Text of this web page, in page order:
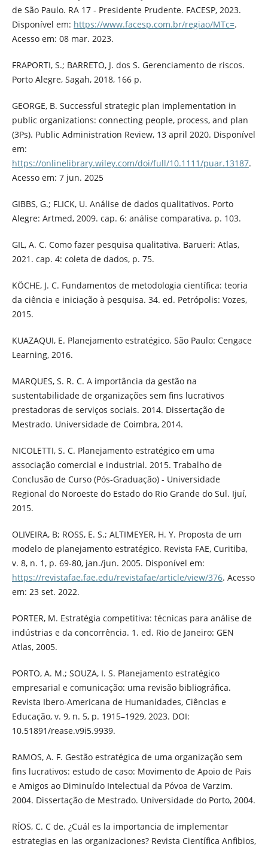
de São Paulo. RA 17 - Presidente Prudente. FACESP, 2023.
Disponível em: https://www.facesp.com.br/regiao/MTc=.
Acesso em: 08 mar. 2023.
FRAPORTI, S.; BARRETO, J. dos S. Gerenciamento de riscos.
Porto Alegre, Sagah, 2018, 166 p.
GEORGE, B. Successful strategic plan implementation in
public organizations: connecting people, process, and plan
(3Ps). Public Administration Review, 13 april 2020. Disponível
em:
https://onlinelibrary.wiley.com/doi/full/10.1111/puar.13187.
Acesso em: 7 jun. 2025
GIBBS, G.; FLICK, U. Análise de dados qualitativos. Porto
Alegre: Artmed, 2009. cap. 6: análise comparativa, p. 103.
GIL, A. C. Como fazer pesquisa qualitativa. Barueri: Atlas,
2021. cap. 4: coleta de dados, p. 75.
KÖCHE, J. C. Fundamentos de metodologia científica: teoria
da ciência e iniciação à pesquisa. 34. ed. Petrópolis: Vozes,
2015.
KUAZAQUI, E. Planejamento estratégico. São Paulo: Cengace
Learning, 2016.
MARQUES, S. R. C. A importância da gestão na
sustentabilidade de organizações sem fins lucrativos
prestadoras de serviços sociais. 2014. Dissertação de
Mestrado. Universidade de Coimbra, 2014.
NICOLETTI, S. C. Planejamento estratégico em uma
associação comercial e industrial. 2015. Trabalho de
Conclusão de Curso (Pós-Graduação) - Universidade
Regional do Noroeste do Estado do Rio Grande do Sul. Ijuí,
2015.
OLIVEIRA, B; ROSS, E. S.; ALTIMEYER, H. Y. Proposta de um
modelo de planejamento estratégico. Revista FAE, Curitiba,
v. 8, n. 1, p. 69-80, jan./jun. 2005. Disponível em:
https://revistafae.fae.edu/revistafae/article/view/376. Acesso
em: 23 set. 2022.
PORTER, M. Estratégia competitiva: técnicas para análise de
indústrias e da concorrência. 1. ed. Rio de Janeiro: GEN
Atlas, 2005.
PORTO, A. M.; SOUZA, I. S. Planejamento estratégico
empresarial e comunicação: uma revisão bibliográfica.
Revista Ibero-Americana de Humanidades, Ciências e
Educação, v. 9, n. 5, p. 1915–1929, 2023. DOI:
10.51891/rease.v9i5.9939.
RAMOS, A. F. Gestão estratégica de uma organização sem
fins lucrativos: estudo de caso: Movimento de Apoio de Pais
e Amigos ao Diminuído Intelectual da Póvoa de Varzim.
2004. Dissertação de Mestrado. Universidade do Porto, 2004.
RÍOS, C. C de. ¿Cuál es la importancia de implementar
estrategias en las organizaciones? Revista Científica Anfibios,